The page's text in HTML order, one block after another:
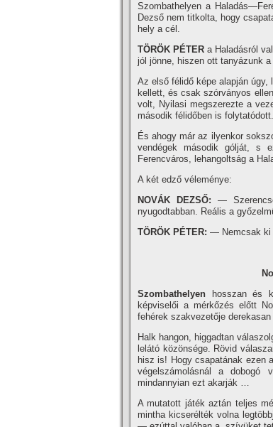
Szombathelyen a
Dezső nem titkolta, hogy
hely a cél.
TÖRÖK PÉTER a Haladásról
jól jönne, hiszen ott tanyázunk
Az első félidő képe alapján
kellett, és csak szórványos
volt, Nyilasi megszerezte a
második félidőben is folytatódott.
És ahogy már az ilyenkor
vendégek második gólját, s
Ferencváros, lehangoltság a
A két edző véleménye:
NOVÁK DEZSŐ: —
nyugodtabban. Reális a
TÖRÖK PÉTER: — Nemcsak ki
Szombathelyen hosszan és
képviselői a mérkőzés előtt
fehérek szakvezetője
Halk hangon, higgadtan
lelátó közönsége. Rövid
hisz is! Hogy csapatának ezen
végelszámolásnál a dobogó
mindannyian ezt akarják …
A mutatott játék aztán teljes
mintha kicserélték volna